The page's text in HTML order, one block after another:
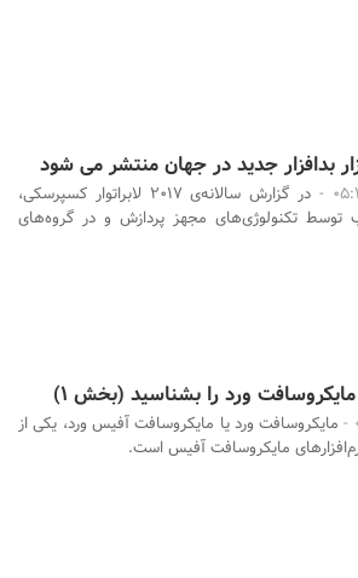
در گزارش سالانه‌ی 2017 لابراتوار کسپرسکی،
توسط تکنولوژی‌های مجهز پردازش و در گروه‌های
ورد را بشناسید (بخش 1)
مایکروسافت ورد یا مایکروسافت آفیس ورد، یکی از
مایکروسافت آفیس است.